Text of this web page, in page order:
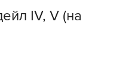
IV, V (на